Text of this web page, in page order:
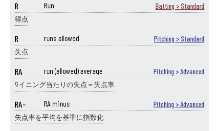
R Run Batting > Standard
得点
R runs allowed Pitching > Standard
失点
RA run (allowed) average Pitching > Advanced
9イニング当たりの失点＝失点率
RA- RA minus Pitching > Advanced
失点率を平均を基準に指数化